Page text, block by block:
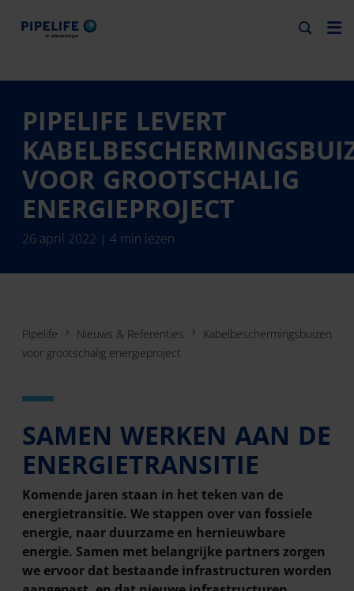
PIPELIFE LEVERT
VOOR GROOTSCHALIG
ENERGIEPROJECT
26 april 2022 | 4 min lezen
Pipelife Nieuws & Referenties
Kabelbeschermingsbuizen
voor grootschalig energieproject
SAMEN WERKEN AAN DE
ENERGIETRANSITIE
Komende jaren staan in het teken van de
energietransitie. We stappen over van fossiele
energie, naar duurzame en hernieuwbare
energie. Samen met belangrijke partners zorgen
we ervoor dat bestaande infrastructuren worden